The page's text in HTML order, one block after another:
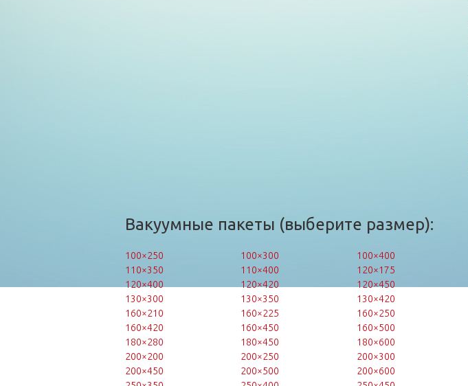
Вакуумные пакеты (выберите размер):
100×250 100×300 100×400
110×350
110×400 120×175
120×400
120×420 120×450
130×300
130×350 130×420
160×210
160×225 160×250
160×420
160×450 160×500
180×280
180×450 180×600
200×200
200×250 200×300
200×450
200×500 200×600